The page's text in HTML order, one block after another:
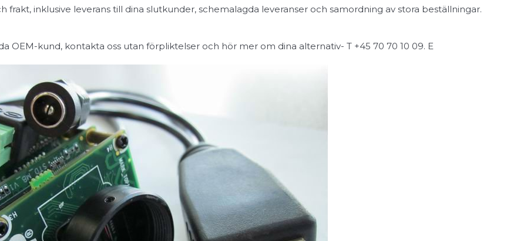
inklusive leverans till dina slutkunder, schemalagda leveranser och samordning av stora beställningar.
OEM-kund, kontakta oss utan förpliktelser och hör mer om dina alternativ- T +45 70 70 10 09. E